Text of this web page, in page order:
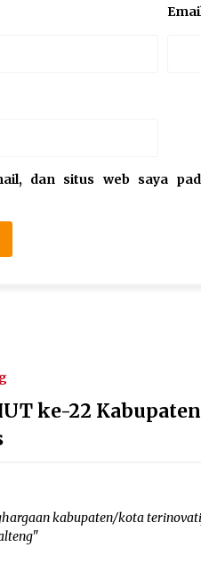
dan situs web saya
ke-22
kabupaten/kota